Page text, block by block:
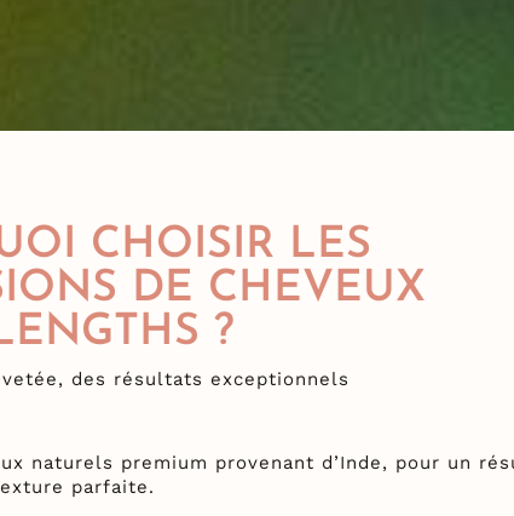
CHOISIR LES
DE CHEVEUX
?
des résultats exceptionnels
naturels premium provenant d’Inde, pour un
parfaite.